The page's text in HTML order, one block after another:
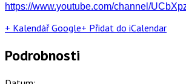
https://www.youtube.com/channel/
+ Kalendář Google+ Přidat do iCalendar
Podrobnosti